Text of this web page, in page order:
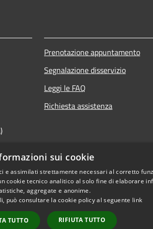
Prenotazione appuntamento
Segnalazione disservizio
Leggi le FAQ
Richiesta assistenza
sui cookie
e assimilati strettamente necessari al corretto
cookie tecnico analitico al solo fine di elaborare
aggregate e anonime.
può consultare la cookie policy al seguente link
TUTTO RIFIUTA TUTTO